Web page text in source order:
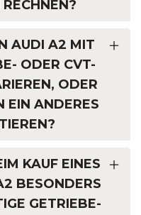
AUDI A2 MIT
ODER CVT-
ODER
EIN ANDERES
KAUF EINES
BESONDERS
GETRIEBE-